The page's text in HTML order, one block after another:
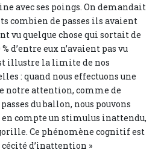
avec ses poings. On demandait
combien de passes ils avaient
vu quelque chose qui sortait de
d’entre eux n’avaient pas vu
illustre la limite de nos
: quand nous effectuons une
notre attention, comme de
du ballon, nous pouvons
compte un stimulus inattendu,
Ce phénomène cognitif est
cécité d’inattention »